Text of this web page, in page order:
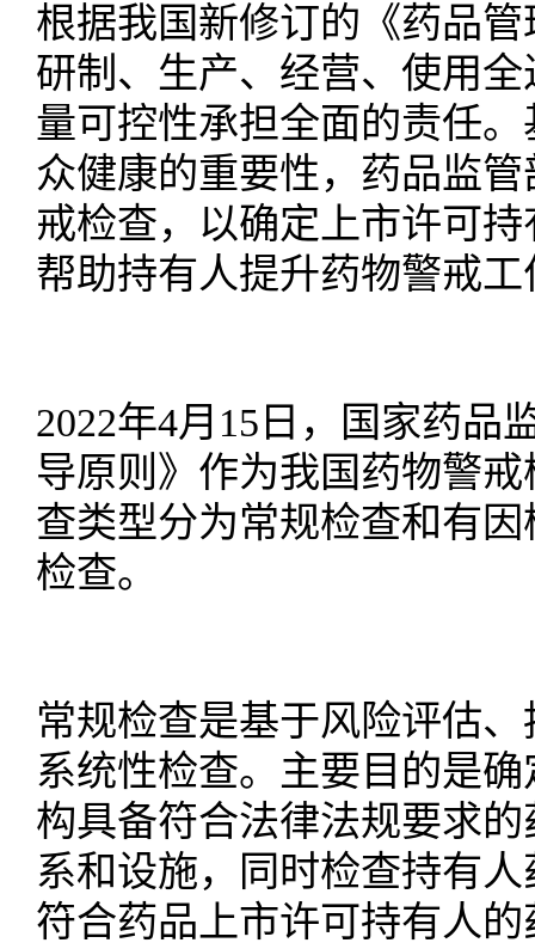
根据我国新修订的《药品
研制、生产、经营、使用
量可控性承担全面的责任
众健康的重要性，药品监
戒检查，以确定上市许可
帮助持有人提升药物警戒
2022年4月15 日，国家药品
导原则》作为我国药物警
查类型分为常规检查和有
检查。
常规检查是基于风险评估
系统性检查。主要目的是
构具备符合法律法规要求
系和设施，同时检查持有
符合药品上市许可持有人